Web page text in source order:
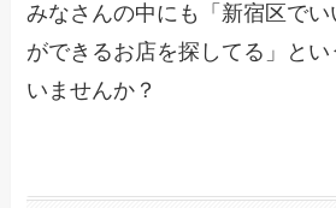
みなさんの中にも「新宿区で
ができるお店を探してる」と
いませんか？